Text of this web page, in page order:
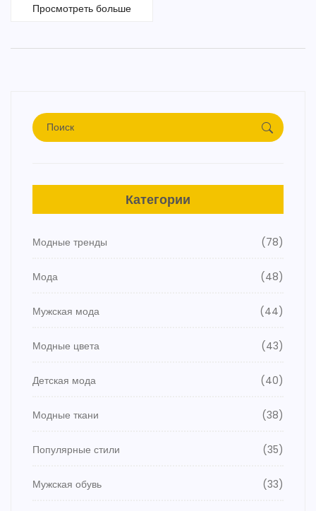
учитывать погоду. Реальные советы помогут создать
Просмотреть больше
Категории
Модные тренды (78)
Мода (48)
Мужская мода (44)
Модные цвета (43)
Детская мода (40)
Модные ткани (38)
Популярные стили (35)
Мужская обувь (33)